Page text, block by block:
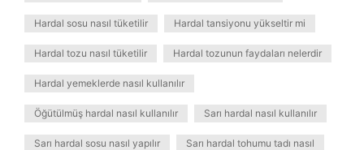
Hardal sosu nasıl tüketilir Hardal tansiyonu yükseltir mi
Hardal tozu nasıl tüketilir Hardal tozunun faydaları nelerdir
Hardal yemeklerde nasıl kullanılır
Öğütülmüş hardal nasıl kullanılır Sarı hardal nasıl kullanılır
Sarı hardal sosu nasıl yapılır Sarı hardal tohumu tadı nasıl